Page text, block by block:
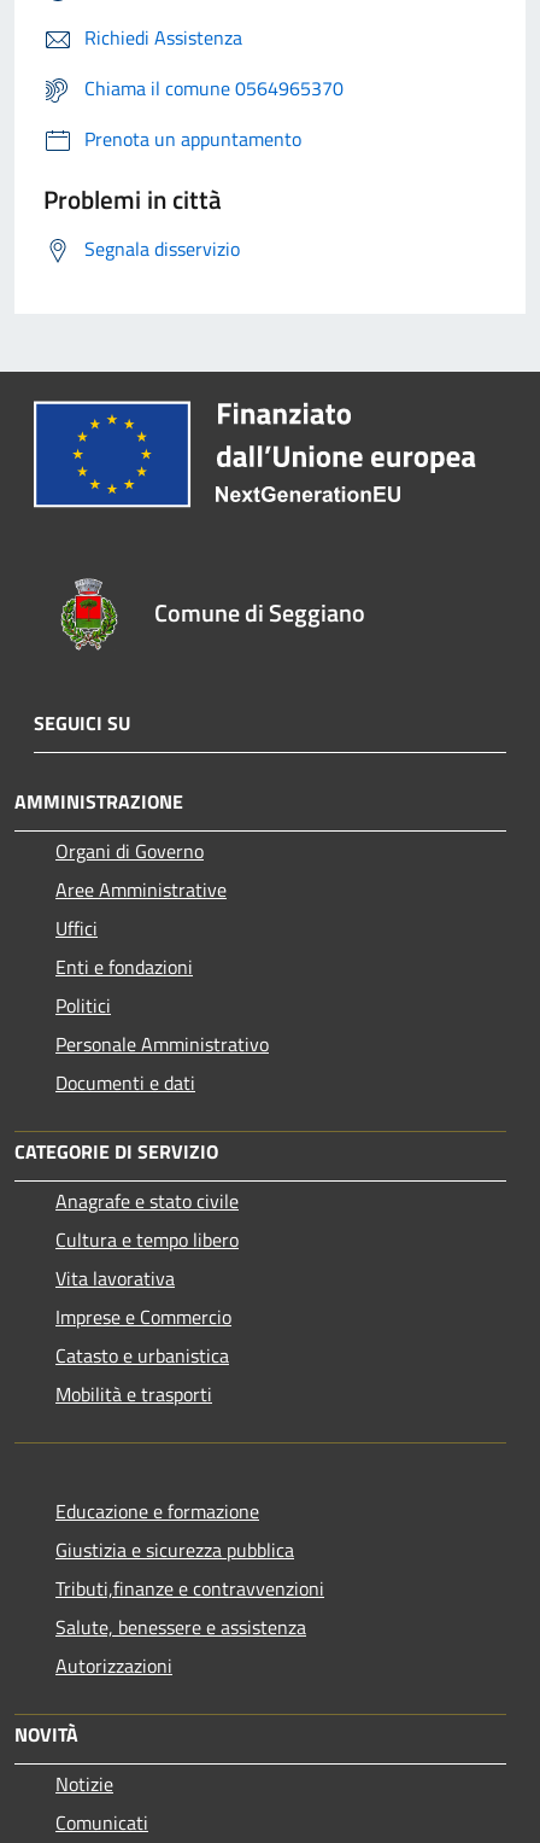
Richiedi Assistenza
Chiama il comune 0564965370
Prenota un appuntamento
Problemi in città
Segnala disservizio
Comune di Seggiano
SEGUICI SU
AMMINISTRAZIONE
Organi di Governo
Aree Amministrative
Uffici
Enti e fondazioni
Politici
Personale Amministrativo
Documenti e dati
CATEGORIE DI SERVIZIO
Anagrafe e stato civile
Cultura e tempo libero
Vita lavorativa
Imprese e Commercio
Catasto e urbanistica
Mobilità e trasporti
Educazione e formazione
Giustizia e sicurezza pubblica
Tributi,finanze e contravvenzioni
Salute, benessere e assistenza
Autorizzazioni
NOVITÀ
Notizie
Comunicati